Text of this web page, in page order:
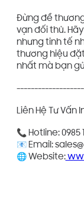
Đừng để
vạn đối thủ.
nhưng tinh tế
thương hiệu
nhất mà bạn
Liên Hệ Tư Vấn
📞 Hotline: 0985
📧 Email:
🌐 Website: